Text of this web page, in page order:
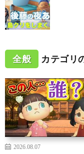
全般 カテゴリ
2026.08.07